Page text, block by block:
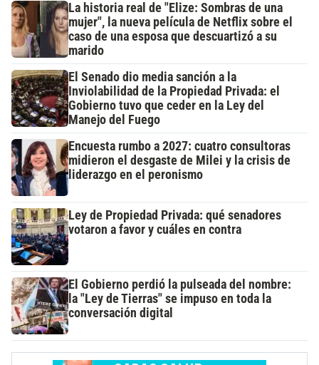
La historia real de "Elize: Sombras de una
mujer", la nueva película de Netflix sobre el
caso de una esposa que descuartizó a su
marido
El Senado dio media sanción a la
Inviolabilidad de la Propiedad Privada: el
Gobierno tuvo que ceder en la Ley del
Manejo del Fuego
Encuesta rumbo a 2027: cuatro consultoras
midieron el desgaste de Milei y la crisis de
liderazgo en el peronismo
Ley de Propiedad Privada: qué senadores
votaron a favor y cuáles en contra
El Gobierno perdió la pulseada del nombre:
la "Ley de Tierras" se impuso en toda la
conversación digital